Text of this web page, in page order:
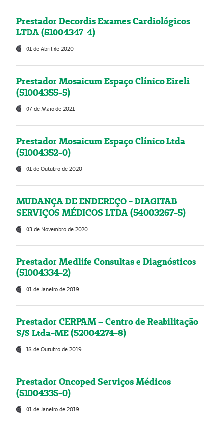
Prestador Decordis Exames Cardiológicos
LTDA (51004347-4)
01 de Abril de 2020
Prestador Mosaicum Espaço Clínico Eireli
(51004355-5)
07 de Maio de 2021
Prestador Mosaicum Espaço Clínico Ltda
(51004352-0)
01 de Outubro de 2020
MUDANÇA DE ENDEREÇO - DIAGITAB
SERVIÇOS MÉDICOS LTDA (54003267-5)
03 de Novembro de 2020
Prestador Medlife Consultas e Diagnósticos
(51004334-2)
01 de Janeiro de 2019
Prestador CERPAM – Centro de Reabilitação
S/S Ltda-ME (52004274-8)
18 de Outubro de 2019
Prestador Oncoped Serviços Médicos
(51004335-0)
01 de Janeiro de 2019